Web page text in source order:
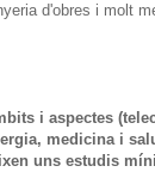
d'obres i molt
i aspectes
medicina i
uns estudis